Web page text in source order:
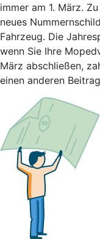
immer am 1. März.
neues
Fahrzeug. Die
wenn Sie Ihre
März abschließen,
einen anderen